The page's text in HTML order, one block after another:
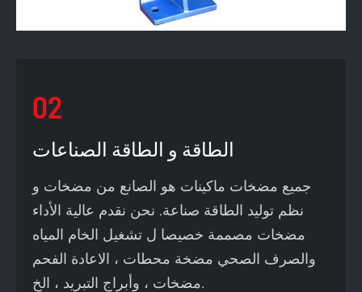
02
الطاقة و الطاقة الصناعات
جميع مضخات ماكينات هو الصانع من مضخات و
نظم توليد الطاقة صناعة. نحن نقدم عالية الأداء
مضخات مصممة خصيصا ل تشغيل الخام المياه
والصرف الصحي مضخة محطات ، الاعادة الفحم
مضخات ، وأبراج التبريد ، الخ.